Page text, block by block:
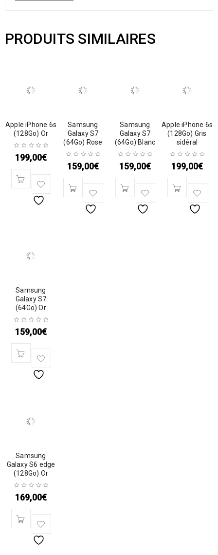
PRODUITS SIMILAIRES
Apple iPhone 6s
(128Go) Or
199,00€
Samsung
Galaxy S7
(64Go) Rose
159,00€
Samsung
Galaxy S7
(64Go) Blanc
159,00€
Apple iPhone 6s
(128Go) Gris
sidéral
199,00€
Samsung
Galaxy S7
(64Go) Or
159,00€
Samsung
Galaxy S6 edge
(128Go) Or
169,00€